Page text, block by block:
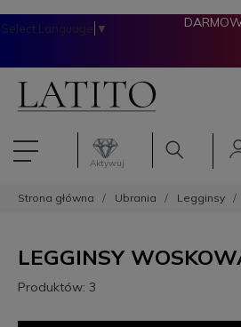
Select Language ▼
Aktywuj
Strona główna Ubrania Legginsy
LEGGINSY
Produktów: 3
Filtrowanie
CENA